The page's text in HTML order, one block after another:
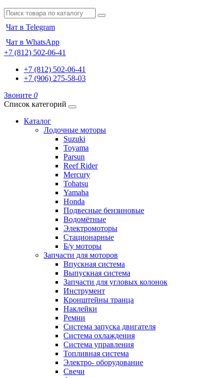
Чат в Telegram
Чат в WhatsApp
+7 (812) 502-06-41
+7 (812) 502-06-41
+7 (906) 275-58-03
Звоните 0
Список категорий
Каталог
Лодочные моторы
Suzuki
Toyama
Parsun
Reef Rider
Mercury
Tohatsu
Yamaha
Honda
Подвесные бензиновые
Водомётные
Электромоторы
Стационарные
Б/у моторы
Запчасти для моторов
Впускная система
Выпускная система
Запчасти для угловых колонок
Инструмент
Кронштейны транца
Наклейки
Ремни
Система запуска двигателя
Система охлаждения
Система управления
Топливная система
Электро- оборудование
Свечи